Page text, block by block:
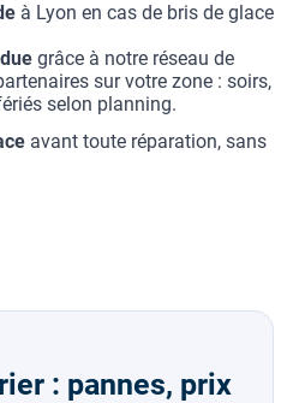
à Lyon en cas de bris de glace
grâce à notre réseau de
sur votre zone : soirs,
selon planning.
avant toute réparation, sans
: pannes, prix